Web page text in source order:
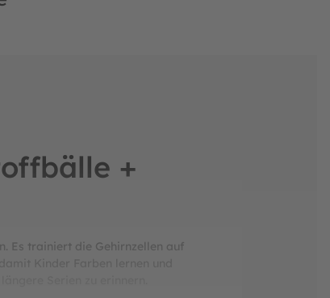
+
Es trainiert die Gehirnzellen auf